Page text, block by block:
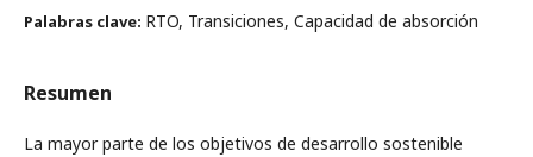
Palabras clave: RTO, Transiciones, Capacidad de absorción
Resumen
La mayor parte de los objetivos de desarrollo sostenible